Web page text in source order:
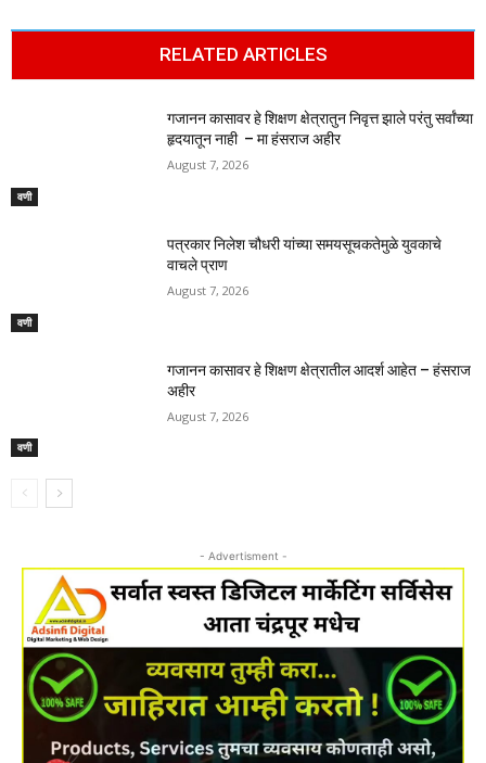
RELATED ARTICLES
वणी
गजानन कासावर हे शिक्षण क्षेत्रातुन निवृत्त झाले परंतु सर्वांच्या
हृदयातून नाही – मा हंसराज अहीर
August 7, 2026
वणी
पत्रकार निलेश चौधरी यांच्या समयसूचकतेमुळे युवकाचे
वाचले प्राण
August 7, 2026
वणी
गजानन कासावर हे शिक्षण क्षेत्रातील आदर्श आहेत – हंसराज
अहीर
August 7, 2026
- Advertisment -